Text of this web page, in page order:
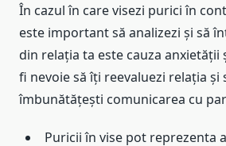
În cazul în care visezi purici în
este important să analizezi și să
din relația ta este cauza anxietății
fi nevoie să îți reevaluezi relația și
îmbunătățești comunicarea cu
Puricii în vise pot reprezenta